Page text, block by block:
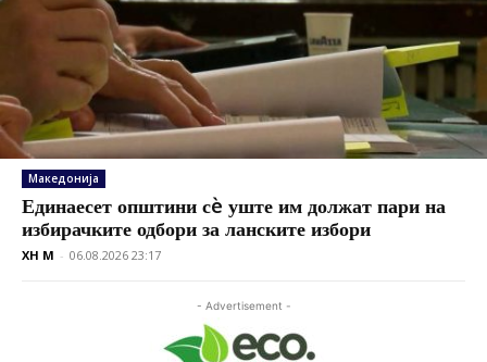
Македонија
Единаесет општини сè уште им должат пари на
избирачките одбори за ланските избори
XH M - 06.08.2026 23:17
- Advertisement -